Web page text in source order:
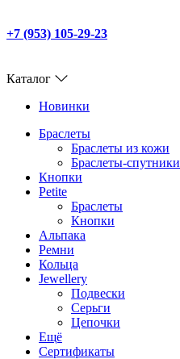
+7 (953) 105-29-23
Каталог
Новинки
Браслеты
Браслеты из кожи
Браслеты-спутники
Кнопки
Petite
Браслеты
Кнопки
Альпака
Ремни
Кольца
Jewellery
Подвески
Серьги
Цепочки
Ещё
Сертификаты